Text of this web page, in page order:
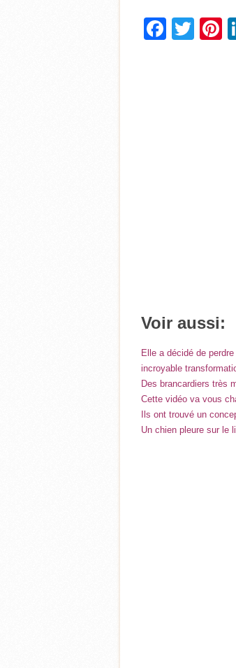
Voir aussi:
Elle a décidé de
incroyable
Des brancardiers très
Cette vidéo va vous
Ils ont trouvé un
Un chien pleure sur le